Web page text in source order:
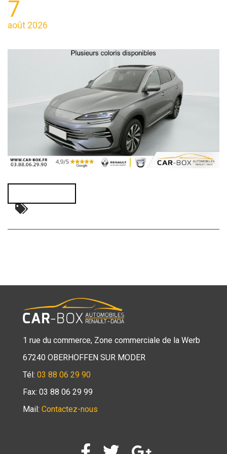
7
août 2026
1 rue du commerce, Zone commerciale de la Werb
67240 OBERHOFFEN SUR MODER
Tél: 03 88 06 29 90
Fax: 03 88 06 29 99
Mail: Contactez-nous